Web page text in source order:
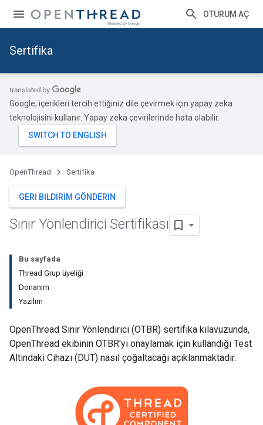
OTURUM AÇ
Sertifika
Google, içerikleri tercih ettiğiniz dile çevirmek için yapay zeka
teknolojisini kullanır. Yapay zeka çevirilerinde hata olabilir.
OpenThread Sertifika
GERI BILDIRIM GÖNDERIN
Sınır Yönlendirici Sertifikası
Bu sayfada
Thread Grup üyeliği
Donanım
Yazılım
OpenThread Sınır Yönlendirici (OTBR) sertifika kılavuzunda,
OpenThread ekibinin OTBR'yi onaylamak için kullandığı Test
Altındaki Cihazı (DUT) nasıl çoğaltacağı açıklanmaktadır.